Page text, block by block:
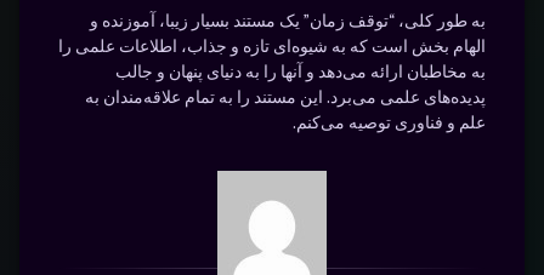
به طور کلی، “توقف زمان” یک مستند بسیار زیبا، آموزنده و
الهام بخش است که به شیوه‌ای تازه و جذاب، اطلاعات علمی را
به مخاطبان ارائه می‌دهد و آنها را به دنیای پنهان و جالب
پدیده‌های علمی می‌برد. این مستند را به تمام علاقه‌مندان به
علم و فناوری توصیه می‌کنم.